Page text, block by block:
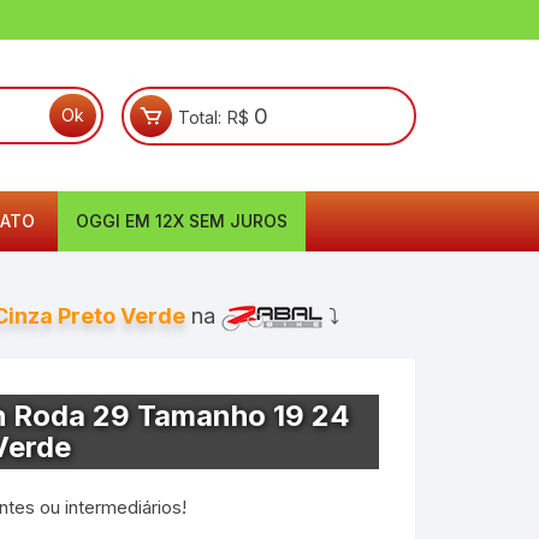
Total: R$ 0
OGGI EM 12X SEM JUROS
Preto Verdena ⤵
29 Tamanho 19 24
ou intermediários!